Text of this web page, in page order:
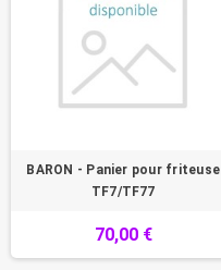
BARON - Panier pour friteuse
TF7/TF77
70,00 €